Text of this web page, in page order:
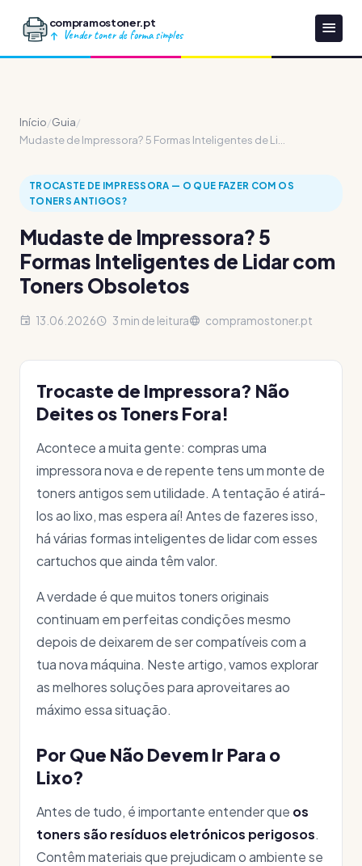
compramostoner.pt
Vender toner de forma simples
Início/Guia/
Mudaste de Impressora? 5 Formas Inteligentes de Li...
TROCASTE DE IMPRESSORA — O QUE FAZER COM OS
TONERS ANTIGOS?
Mudaste de Impressora? 5
Formas Inteligentes de Lidar com
Toners Obsoletos
13.06.2026 3 min de leitura compramostoner.pt
Trocaste de Impressora? Não
Deites os Toners Fora!
Acontece a muita gente: compras uma
impressora nova e de repente tens um monte de
toners antigos sem utilidade. A tentação é atirá-
los ao lixo, mas espera aí! Antes de fazeres isso,
há várias formas inteligentes de lidar com esses
cartuchos que ainda têm valor.
A verdade é que muitos toners originais
continuam em perfeitas condições mesmo
depois de deixarem de ser compatíveis com a
tua nova máquina. Neste artigo, vamos explorar
as melhores soluções para aproveitares ao
máximo essa situação.
Por Que Não Devem Ir Para o
Lixo?
Antes de tudo, é importante entender que os
toners são resíduos eletrónicos perigosos.
Contêm materiais que prejudicam o ambiente se